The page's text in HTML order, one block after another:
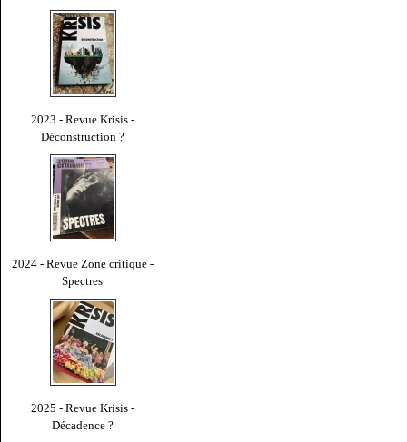
2023 - Revue Krisis -
Déconstruction ?
2024 - Revue Zone critique -
Spectres
2025 - Revue Krisis -
Décadence ?